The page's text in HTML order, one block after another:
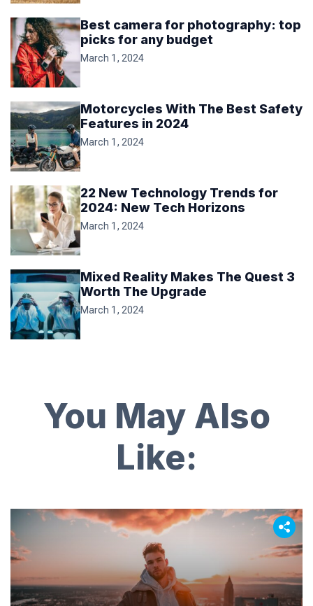
Best camera for photography: top
picks for any budget
March 1, 2024
Motorcycles With The Best Safety
Features in 2024
March 1, 2024
22 New Technology Trends for
2024: New Tech Horizons
March 1, 2024
Mixed Reality Makes The Quest 3
Worth The Upgrade
March 1, 2024
You May Also
Like: